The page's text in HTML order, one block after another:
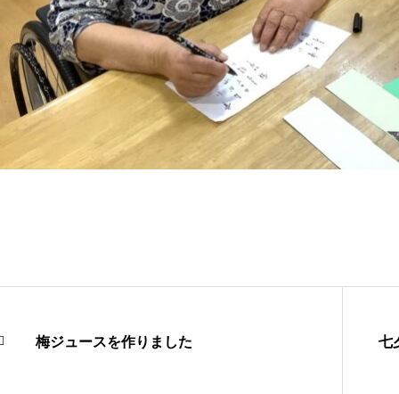
梅ジュースを作りました 七